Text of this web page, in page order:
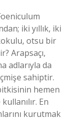
iki yıllık, iki
otsu bir
Arapsaçı,
adlarıyla da
sahiptir.
hemen
En
kurutmak